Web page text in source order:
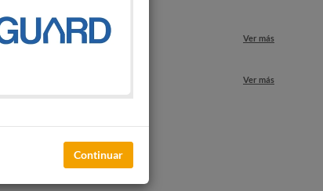
Ver más
Ver más
Continuar